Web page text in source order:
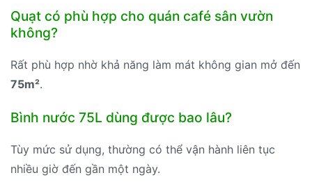
Quạt có phù hợp cho quán café sân vườn
không?
Rất phù hợp nhờ khả năng làm mát không gian mở đến
75m².
Bình nước 75L dùng được bao lâu?
Tùy mức sử dụng, thường có thể vận hành liên tục
nhiều giờ đến gần một ngày.